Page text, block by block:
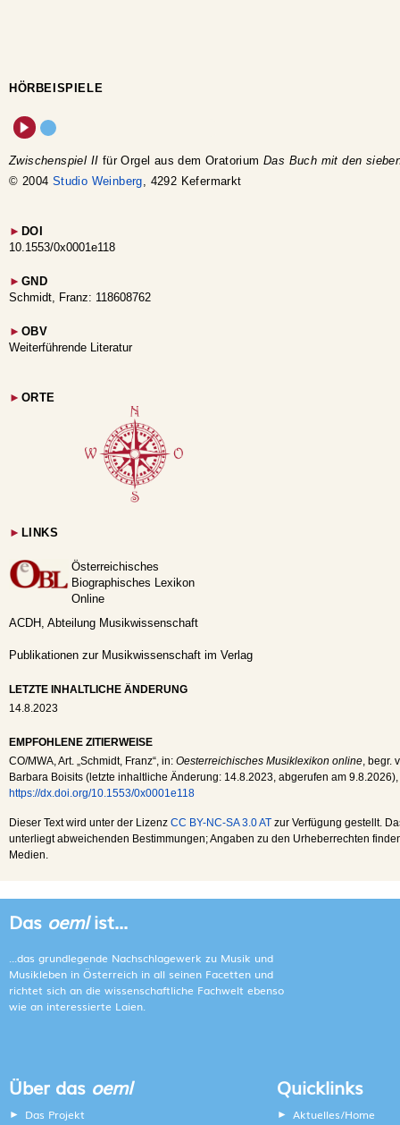
HÖRBEISPIELE
Zwischenspiel II für Orgel aus dem OratoriumDas Buch mit den
© 2004 Studio Weinberg, 4292 Kefermarkt
► DOI
10.1553/0x0001e118
► GND
Schmidt, Franz: 118608762
► OBV
Weiterführende Literatur
► ORTE
► LINKS
Österreichisches
Biographisches Lexikon
Online
ACDH, Abteilung Musikwissenschaft
Publikationen zur Musikwissenschaft im Verlag
LETZTE INHALTLICHE ÄNDERUNG
14.8.2023
EMPFOHLENE ZITIERWEISE
CO/MWA, Art. „Schmidt, Franz“, in: Oesterreichisches Musiklexikon online, begr.
Barbara Boisits (letzte inhaltliche Änderung: 14.8.2023, abgerufen am 9.8.2026),
https://dx.doi.org/10.1553/0x0001e118
Dieser Text wird unter der Lizenz CC BY-NC-SA 3.0 AT zur Verfügung gestellt.
unterliegt abweichenden Bestimmungen; Angaben zu den Urheberrechten
Medien.
Das oemlist...
...das grundlegende Nachschlagewerk zu Musik und
Musikleben in Österreich in all seinen Facetten und
richtet sich an die wissenschaftliche Fachwelt ebenso
wie an interessierte Laien.
Über das oeml
Das Projekt
Quicklinks
Aktuelles/Home